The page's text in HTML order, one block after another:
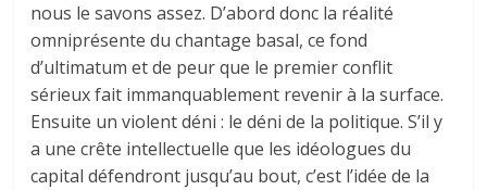
nous le savons assez. D’abord donc la réalité
omniprésente du chantage basal, ce fond
d’ultimatum et de peur que le premier conflit
sérieux fait immanquablement revenir à la surface.
Ensuite un violent déni : le déni de la politique. S’il y
a une crête intellectuelle que les idéologues du
capital défendront jusqu’au bout, c’est l’idée de la